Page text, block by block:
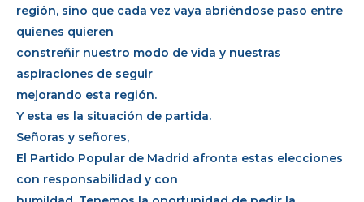
región, sino que cada vez vaya abriéndose paso entre
quienes quieren
constreñir nuestro modo de vida y nuestras
aspiraciones de seguir
mejorando esta región.
Y esta es la situación de partida.
Señoras y señores,
El Partido Popular de Madrid afronta estas elecciones
con responsabilidad y con